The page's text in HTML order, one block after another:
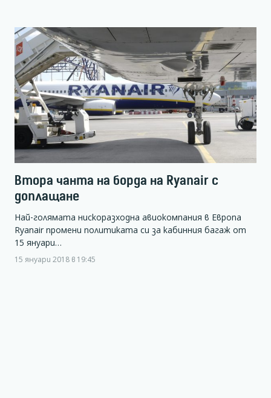
Втора чанта на борда на Ryanair с
доплащане
Най-голямата нискоразходна авиокомпания в Европа
Ryanair промени политиката си за кабинния багаж от
15 януари…
15 януари 2018 в 19:45